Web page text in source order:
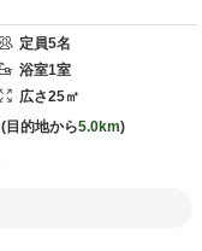
定員5名
浴室1室
広さ25㎡
目的地から5.0km